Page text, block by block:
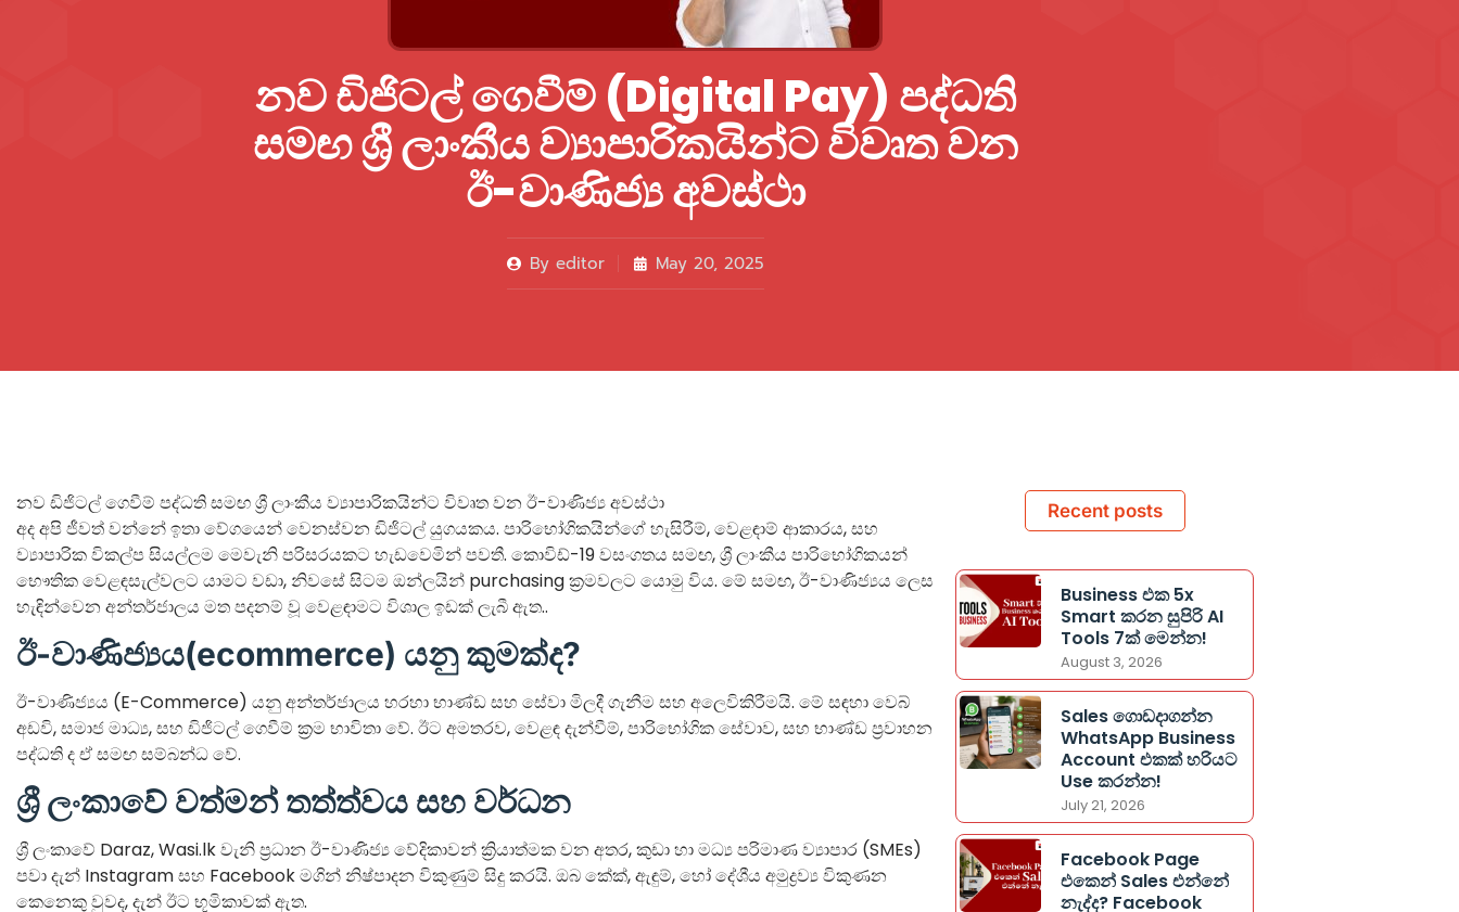
නව ඩිජිටල් ගෙවීම් (Digital Pay) පද්ධති
සමඟ ශ්‍රී ලාංකීය ව්‍යාපාරිකයින්ට විවෘත වන
ඊ-වාණිජ්‍ය අවස්ථා
Byeditor May 20, 2025
නව ඩිජිටල් ගෙවීම් පද්ධති සමඟ ශ්‍රී ලාංකීය ව්‍යාපාරිකයින්ට විවෘත වන ඊ-වාණිජ්‍ය අවස්ථා
අද අපි ජීවත් වන්නේ ඉතා වේගයෙන් වෙනස්වන ඩිජිටල් යුගයකය. පාරිභෝගිකයින්ගේ හැසිරීම්, වෙළඳාම් ආකාරය, සහ
ව්‍යාපාරික විකල්ප සියල්ලම මෙවැනි පරිසරයකට හැඩවෙමින් පවතී. කොවිඩ්-19 වසංගතය සමඟ, ශ්‍රී ලාංකීය පාරිභෝගිකයන්
භෞතික වෙළඳසැල්වලට යාමට වඩා, නිවසේ සිටම ඔන්ලයින් purchasing ක්‍රමවලට යොමු විය. මේ සමඟ, ඊ-වාණිජ්‍යය ලෙස
හැඳින්වෙන අන්තර්ජාලය මත පදනම් වූ වෙළඳාමට විශාල ඉඩක් ලැබී ඇත..
ඊ-වාණිජ්‍යය(ecommerce) යනු කුමක්ද?
ඊ-වාණිජ්‍යය (E-Commerce) යනු අන්තර්ජාලය හරහා භාණ්ඩ සහ සේවා මිලදී ගැනීම සහ අලෙවිකිරීමයි. මේ සඳහා වෙබ්
අඩවි, සමාජ මාධ්‍ය, සහ ඩිජිටල් ගෙවීම් ක්‍රම භාවිතා වේ. ඊට අමතරව, වෙළඳ දැන්වීම්, පාරිභෝගික සේවාව, සහ භාණ්ඩ ප්‍රවාහන
පද්ධති ද ඒ සමඟ සම්බන්ධ වේ.
ශ්‍රී ලංකාවේ වත්මන් තත්ත්වය සහ වර්ධන
ශ්‍රී ලංකාවේ Daraz, Wasi.lk වැනි ප්‍රධාන ඊ-වාණිජ්‍ය වේදිකාවන් ක්‍රියාත්මක වන අතර, කුඩා හා මධ්‍ය පරිමාණ ව්‍යාපාර (SMEs)
පවා දැන් Instagram සහ Facebook මගින් නිෂ්පාදන විකුණුම් සිදු කරයි. ඔබ කේක්, ඇඳුම්, හෝ දේශීය අමුද්‍රව්‍ය විකුණන
කෙනෙකු වුවද, දැන් ඊට භූමිකාවක් ඇත.
Recent posts
Business එක 5x
Smart කරන සුපිරි AI
Tools 7ක් මෙන්න!
August 3, 2026
Sales ගොඩදාගන්න
WhatsApp Business
Account එකක් හරියට
Use කරන්න!
July 21, 2026
Facebook Page
එකෙන් Sales එන්නේ
නැද්ද? Facebook